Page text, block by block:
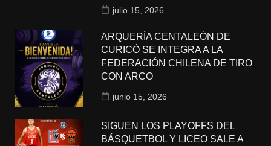
julio 15, 2026
ARQUERÍA CENTALEÓN DE
CURICÓ SE INTEGRA A LA
FEDERACIÓN CHILENA DE TIRO
CON ARCO
junio 15, 2026
SIGUEN LOS PLAYOFFS DEL
BÁSQUETBOL Y LICEO SALE A